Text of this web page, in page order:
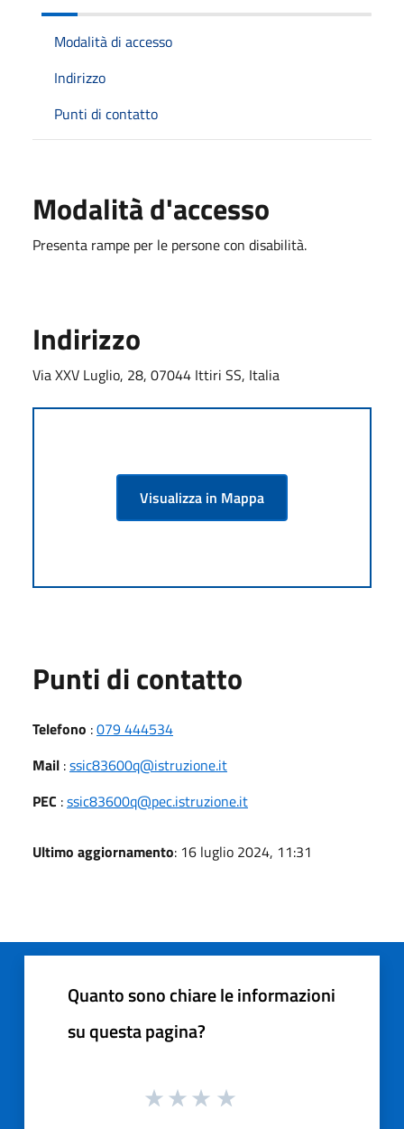
Modalità di accesso
Indirizzo
Punti di contatto
Modalità d'accesso
Presenta rampe per le persone con disabilità.
Indirizzo
Via XXV Luglio, 28, 07044 Ittiri SS, Italia
Visualizza in Mappa
Punti di contatto
Telefono :079 444534
Mail :ssic83600q@istruzione.it
PEC :ssic83600q@pec.istruzione.it
Ultimo aggiornamento: 16 luglio 2024, 11:31
Quanto sono chiare le informazioni
su questa pagina?